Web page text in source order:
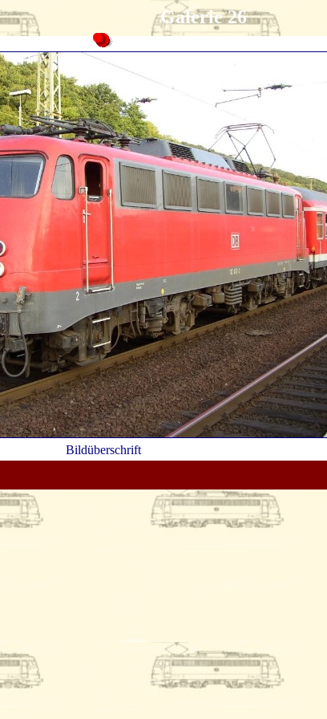
Galerie 26
Bildüberschrift